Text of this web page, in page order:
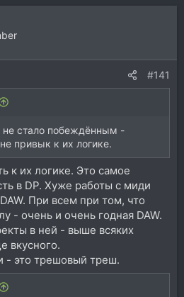
#141
не стало побеждённым -
привык к их логике.
к их логике. Это самое
в DP. Хуже работы с миди
При всем при том, что
- очень и очень годная DAW.
в ней - выше всяких
вкусного.
- это трешовый треш.